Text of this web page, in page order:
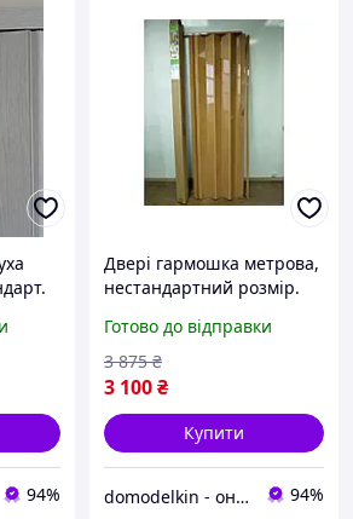
94%
Двері гармошка метрова,
нестандартний розмір.
Міжкімнатні двері
гармошка розмір 90,100
Готово до відправки
3 100₴
3 875 ₴
Купити
domodelkin - онлайн маркет товарів для дому 94%